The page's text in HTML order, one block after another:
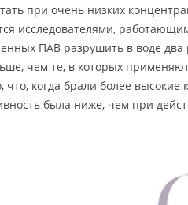
при очень низких
исследователями,
ПАВ разрушить в воде
чем те, в которых
когда брали более высокие
была ниже, чем при